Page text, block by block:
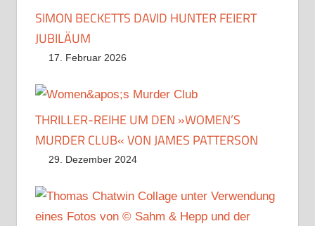
SIMON BECKETTS DAVID HUNTER FEIERT
JUBILÄUM
17. Februar 2026
THRILLER-REIHE UM DEN »WOMEN’S
MURDER CLUB« VON JAMES PATTERSON
29. Dezember 2024